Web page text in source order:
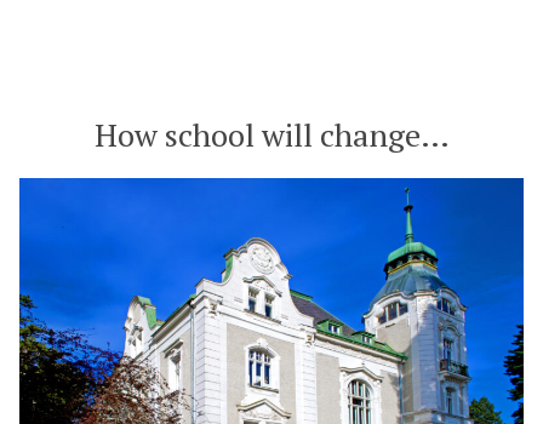
How school will change…